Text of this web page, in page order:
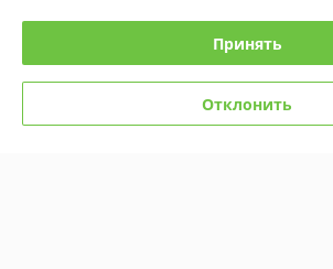
Принять
Отклонить